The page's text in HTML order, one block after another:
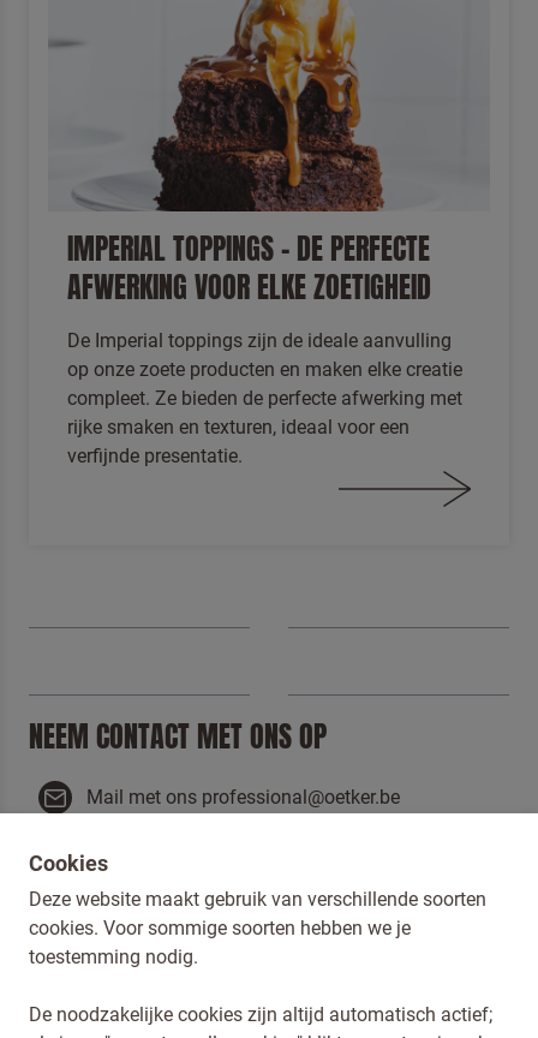
IMPERIAL TOPPINGS – DE PERFECTE
AFWERKING VOOR ELKE ZOETIGHEID
De Imperial toppings zijn de ideale aanvulling
op onze zoete producten en maken elke creatie
compleet. Ze bieden de perfecte afwerking met
rijke smaken en texturen, ideaal voor een
verfijnde presentatie.
NEEM CONTACT MET ONS OP
Mail met ons professional@oetker.be
Cookies
Deze website maakt gebruik van verschillende soorten
cookies. Voor sommige soorten hebben we je
toestemming nodig.
De noodzakelijke cookies zijn altijd automatisch actief;